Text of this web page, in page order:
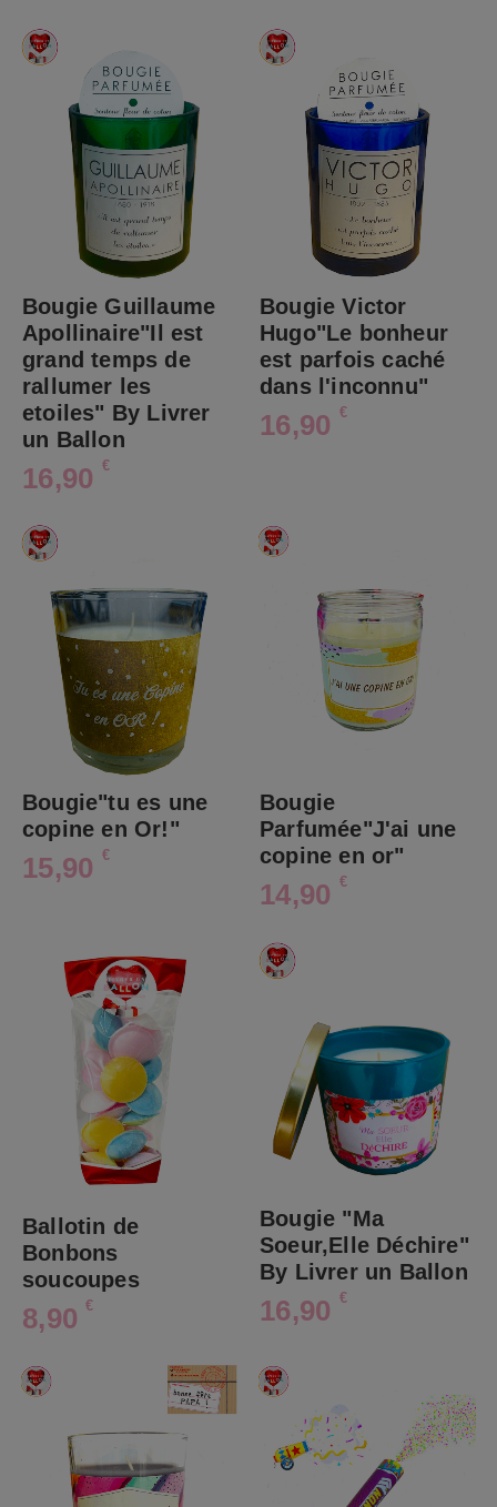
Bougie Guillaume
Apollinaire"Il est
grand temps de
rallumer les
etoiles" By Livrer
un Ballon
16,90 €
Bougie Victor
Hugo"Le bonheur
est parfois caché
dans l'inconnu"
16,90 €
Bougie"tu es une
copine en Or!"
15,90 €
Bougie
Parfumée"J'ai une
copine en or"
14,90 €
Ballotin de
Bonbons
soucoupes
8,90 €
Bougie "Ma
Soeur,Elle Déchire"
By Livrer un Ballon
16,90 €